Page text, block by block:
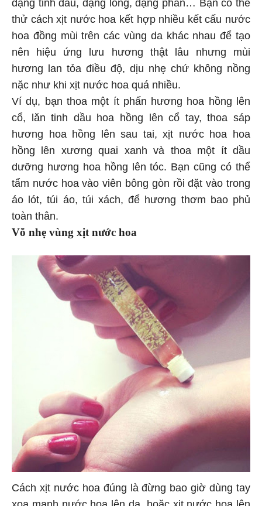
dạng tinh dầu, dạng lỏng, dạng phấn… Bạn có thể
thử cách xịt nước hoa kết hợp nhiều kết cấu nước
hoa đồng mùi trên các vùng da khác nhau để tạo
nên hiệu ứng lưu hương thật lâu nhưng mùi
hương lan tỏa điều độ, dịu nhẹ chứ không nồng
nặc như khi xịt nước hoa quá nhiều.
Ví dụ, bạn thoa một ít phấn hương hoa hồng lên
cổ, lăn tinh dầu hoa hồng lên cổ tay, thoa sáp
hương hoa hồng lên sau tai, xịt nước hoa hoa
hồng lên xương quai xanh và thoa một ít dầu
dưỡng hương hoa hồng lên tóc. Bạn cũng có thể
tẩm nước hoa vào viên bông gòn rồi đặt vào trong
áo lót, túi áo, túi xách, để hương thơm bao phủ
toàn thân.
Vỗ nhẹ vùng xịt nước hoa
Cách xịt nước hoa đúng là đừng bao giờ dùng tay